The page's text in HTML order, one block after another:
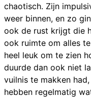
chaotisch. Zijn
weer binnen, en zo
ook de rust krijgt die
ook ruimte om alles
heel leuk om te zien
duurde dan ook niet
vuilnis te makken
hebben regelmatig